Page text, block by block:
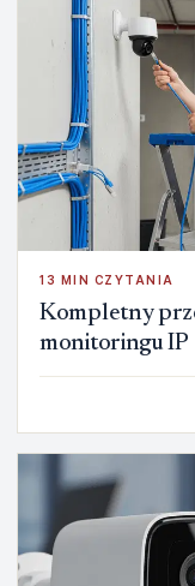
13 MIN CZYTANIA
Kompletny
monitoringu IP